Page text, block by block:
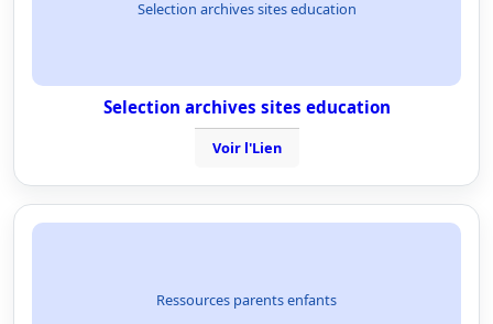
Selection archives sites education
Selection archives sites education
Voir l'Lien
Ressources parents enfants